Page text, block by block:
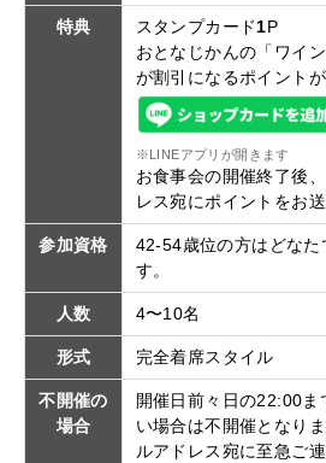
特典 スタンプカード1P
おとなじかんの「ワイ
が割引になるポイントが
※LINEアプリが開きます
お食事会の開催終了後
レス宛にポイントをお送
参加資格
42-54歳位の方はどなた
す。
人数 4〜10名
形式 完全着席スタイル
不開催の
場合
開催日前々日の22:00ま
い場合は不開催となり
ルアドレス宛に至急ご